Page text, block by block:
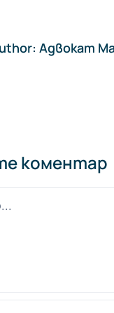
Адвокат
коментар